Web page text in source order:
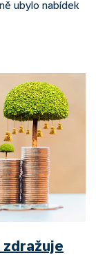
ubylo nabídek